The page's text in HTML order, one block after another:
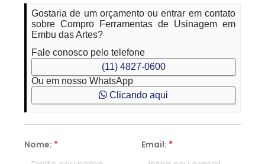
Gostaria de um orçamento ou entrar em contato
sobre Compro Ferramentas de Usinagem em
Embu das Artes?
Fale conosco pelo telefone
(11) 4827-0600
Ou em nosso WhatsApp
Clicando aqui
Nome: * Email: *